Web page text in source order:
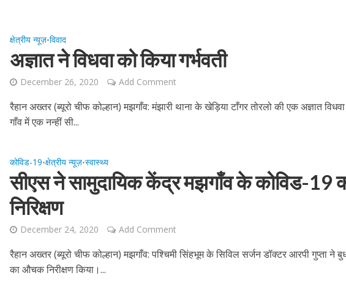
क्षेत्रीय न्यूज़•विवाद
अज्ञात ने विधवा को किया गर्भवती
December 26, 2020 Add Comment
रैहान अख्तर (ब्यूरो चीफ कोल्हान) मझगाँव: मंझारी थाना के खेड़िया टाँगर तोरलो की एक अज्ञात
गाँव में एक नन्हीं सी...
कोविड-19•क्षेत्रीय न्यूज़•स्‍वास्‍थ्‍य
सीएस ने सामुदायिक केंद्र मझगाँव के कोविड-19
निरिक्षण
December 24, 2020 Add Comment
रैहान अख्तर (ब्यूरो चीफ कोल्हान) मझगाँव: पश्चिमी सिंहभूम के सिविल सर्जन डॉक्टर आरपी गुप्ता ने
का औचक निरीक्षण किया।...